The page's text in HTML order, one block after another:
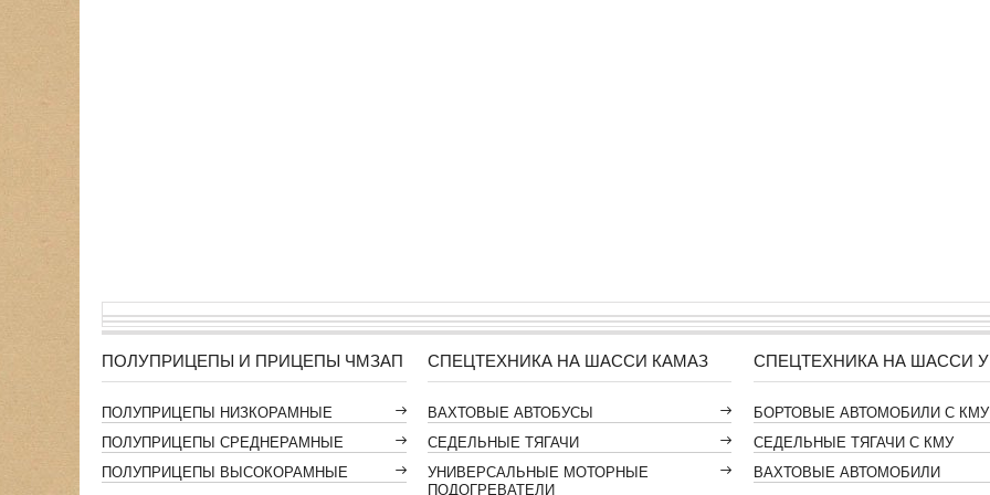
ПОЛУПРИЦЕПЫ И ПРИЦЕПЫ ЧМЗАП
ПОЛУПРИЦЕПЫ НИЗКОРАМНЫЕ
ПОЛУПРИЦЕПЫ СРЕДНЕРАМНЫЕ
ПОЛУПРИЦЕПЫ ВЫСОКОРАМНЫЕ
СПЕЦТЕХНИКА НА ШАССИ КАМАЗ
ВАХТОВЫЕ АВТОБУСЫ
СЕДЕЛЬНЫЕ ТЯГАЧИ
УНИВЕРСАЛЬНЫЕ МОТОРНЫЕ
ПОДОГРЕВАТЕЛИ
СПЕЦТЕХНИКА НА ШАССИ
БОРТОВЫЕ АВТОМОБИЛИ С КМУ
СЕДЕЛЬНЫЕ ТЯГАЧИ С КМУ
ВАХТОВЫЕ АВТОМОБИЛИ